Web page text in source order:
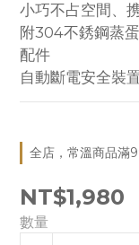
小巧不占空間、
附304不銹鋼蒸
配件
自動斷電安全裝
全店，常溫商品滿
NT$1,980
數量